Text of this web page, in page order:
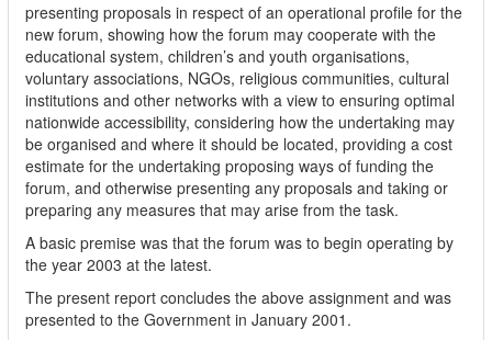
presenting proposals in respect of an operational profile for the
new forum, showing how the forum may cooperate with the
educational system, children’s and youth organisations,
voluntary associations, NGOs, religious communities, cultural
institutions and other networks with a view to ensuring optimal
nationwide accessibility, considering how the undertaking may
be organised and where it should be located, providing a cost
estimate for the undertaking proposing ways of funding the
forum, and otherwise presenting any proposals and taking or
preparing any measures that may arise from the task.
A basic premise was that the forum was to begin operating by
the year 2003 at the latest.
The present report concludes the above assignment and was
presented to the Government in January 2001.